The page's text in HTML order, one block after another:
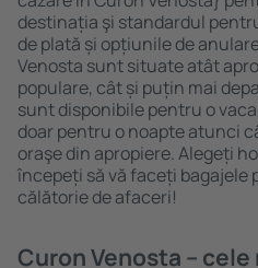
destinația şi standardul
de plată și opțiunile de
Venosta sunt situate atât
populare, cât și puțin mai
sunt disponibile pentru o
doar pentru o noapte atunci
oraşe din apropiere. Alegeți
începeți să vă faceți bagajele
călătorie de afaceri!
Curon Venosta –